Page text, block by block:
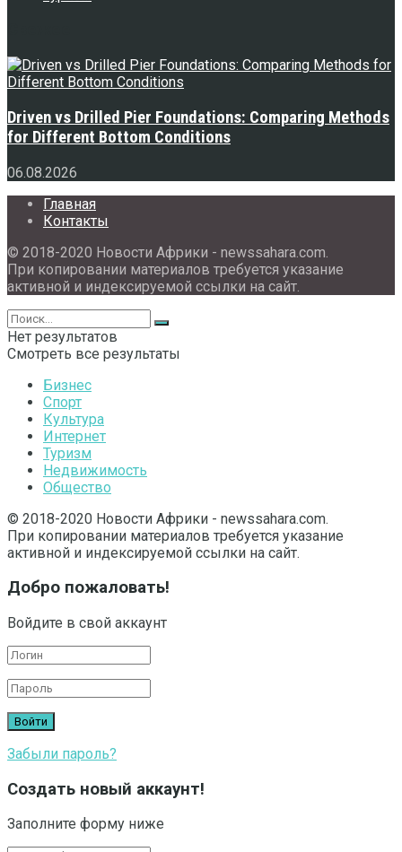
Driven vs Drilled Pier Foundations: Comparing Methods
for Different Bottom Conditions
06.08.2026
Главная
Контакты
© 2018-2020 Новости Африки - newssahara.com.
При копировании материалов требуется указание
активной и индексируемой ссылки на сайт.
Нет результатов
Смотреть все результаты
Бизнес
Спорт
Культура
Интернет
Туризм
Недвижимость
Общество
© 2018-2020 Новости Африки - newssahara.com.
При копировании материалов требуется указание
активной и индексируемой ссылки на сайт.
Добро пожаловать!
Войдите в свой аккаунт
Забыли пароль?
Создать новый аккаунт!
Заполните форму ниже